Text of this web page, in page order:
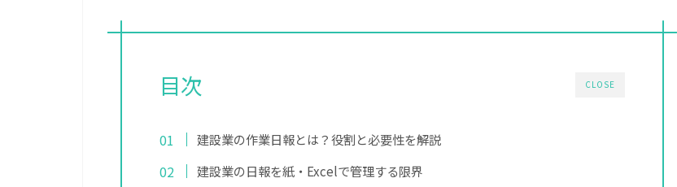
CLOSE
目次
建設業の作業日報とは？役割と必要性を解説
建設業の日報を紙・Excelで管理する限界